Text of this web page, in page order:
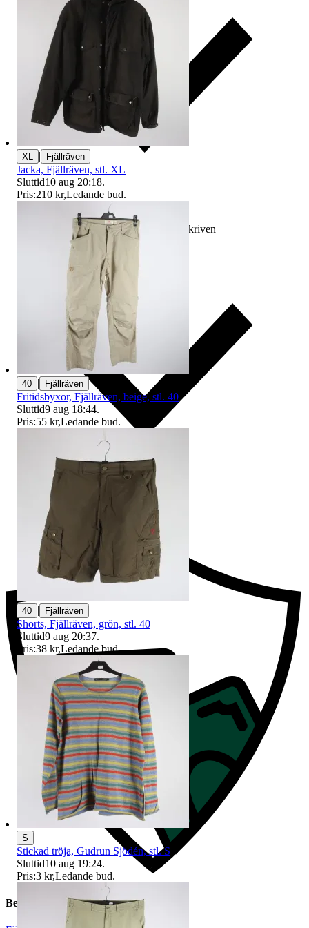
Ersättning om varan inte är som beskriven
Ersättning om du inte får din vara
Beskrivning
XL | Fjällräven
Jacka, Fjällräven, stl. XL
Sluttid10 aug 20:18.
Pris:210 kr,Ledande bud.
40 | Fjällräven
Fritidsbyxor, Fjällräven, beige, stl. 40
Sluttid9 aug 18:44.
Pris:55 kr,Ledande bud.
40 | Fjällräven
Shorts, Fjällräven, grön, stl. 40
Sluttid9 aug 20:37.
Pris:38 kr,Ledande bud.
S
Stickad tröja, Gudrun Sjödén, stl. S
Sluttid10 aug 19:24.
Pris:3 kr,Ledande bud.